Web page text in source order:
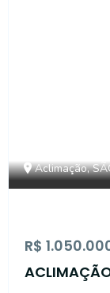
Aclimação,
R$